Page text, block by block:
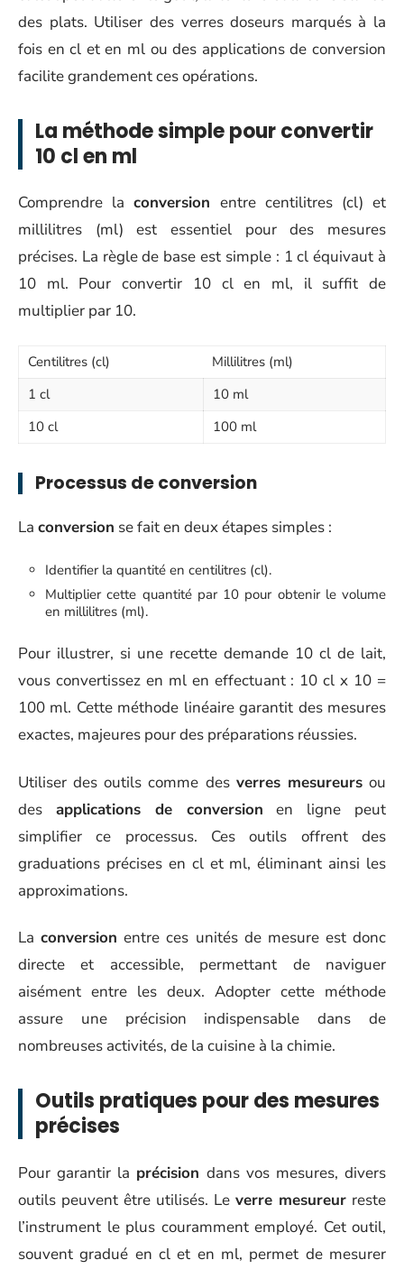
des plats. Utiliser des verres doseurs marqués à la
fois en cl et en ml ou des applications de conversion
facilite grandement ces opérations.
La méthode simple pour convertir
10 cl en ml
Comprendre laconversion entre centilitres (cl) et
millilitres (ml) est essentiel pour des mesures
précises. La règle de base est simple : 1 cl équivaut à
10 ml. Pour convertir 10 cl en ml, il suffit de
multiplier par 10.
Centilitres (cl)
Millilitres (ml)
1 cl
10 ml
10 cl
100 ml
Processus de conversion
La conversion se fait en deux étapes simples :
Identifier la quantité en centilitres (cl).
Multiplier cette quantité par 10 pour obtenir le volume
en millilitres (ml).
Pour illustrer, si une recette demande 10 cl de lait,
vous convertissez en ml en effectuant : 10 cl x 10 =
100 ml. Cette méthode linéaire garantit des mesures
exactes, majeures pour des préparations réussies.
Utiliser des outils comme des verres mesureursou
des applications de conversion en ligne peut
simplifier ce processus. Ces outils offrent des
graduations précises en cl et ml, éliminant ainsi les
approximations.
Laconversion entre ces unités de mesure est donc
directe et accessible, permettant de naviguer
aisément entre les deux. Adopter cette méthode
assure une précision indispensable dans de
nombreuses activités, de la cuisine à la chimie.
Outils pratiques pour des mesures
précises
Pour garantir la précision dans vos mesures, divers
outils peuvent être utilisés. Le verre mesureur reste
l’instrument le plus couramment employé. Cet outil,
souvent gradué en cl et en ml, permet de mesurer